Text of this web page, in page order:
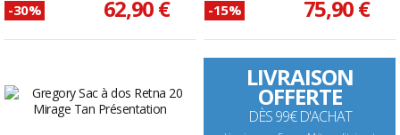
-30% 62,90 € -15% 75,90 €
LIVRAISON
OFFERTE
DÈS 99€ D'ACHAT